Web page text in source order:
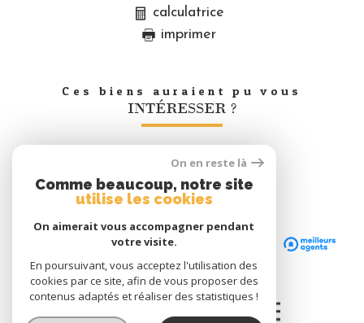
calculatrice
imprimer
Ces biens auraient pu vous
INTÉRESSER ?
Nous
adhérons
On en reste là
Comme beaucoup, notre site
utilise les cookies
On aimerait vous accompagner pendant
votre visite.
En poursuivant, vous acceptez l'utilisation des
cookies par ce site, afin de vous proposer des
contenus adaptés et réaliser des statistiques !